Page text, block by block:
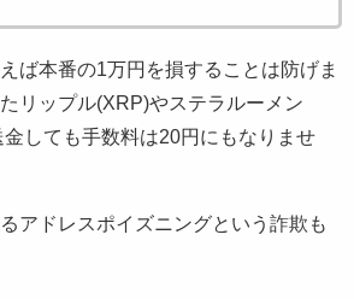
ば本番の1万円を損することは防げま
リップル(XRP)やステラルーメン
しても手数料は20円にもなりませ
アドレスポイズニングという詐欺も